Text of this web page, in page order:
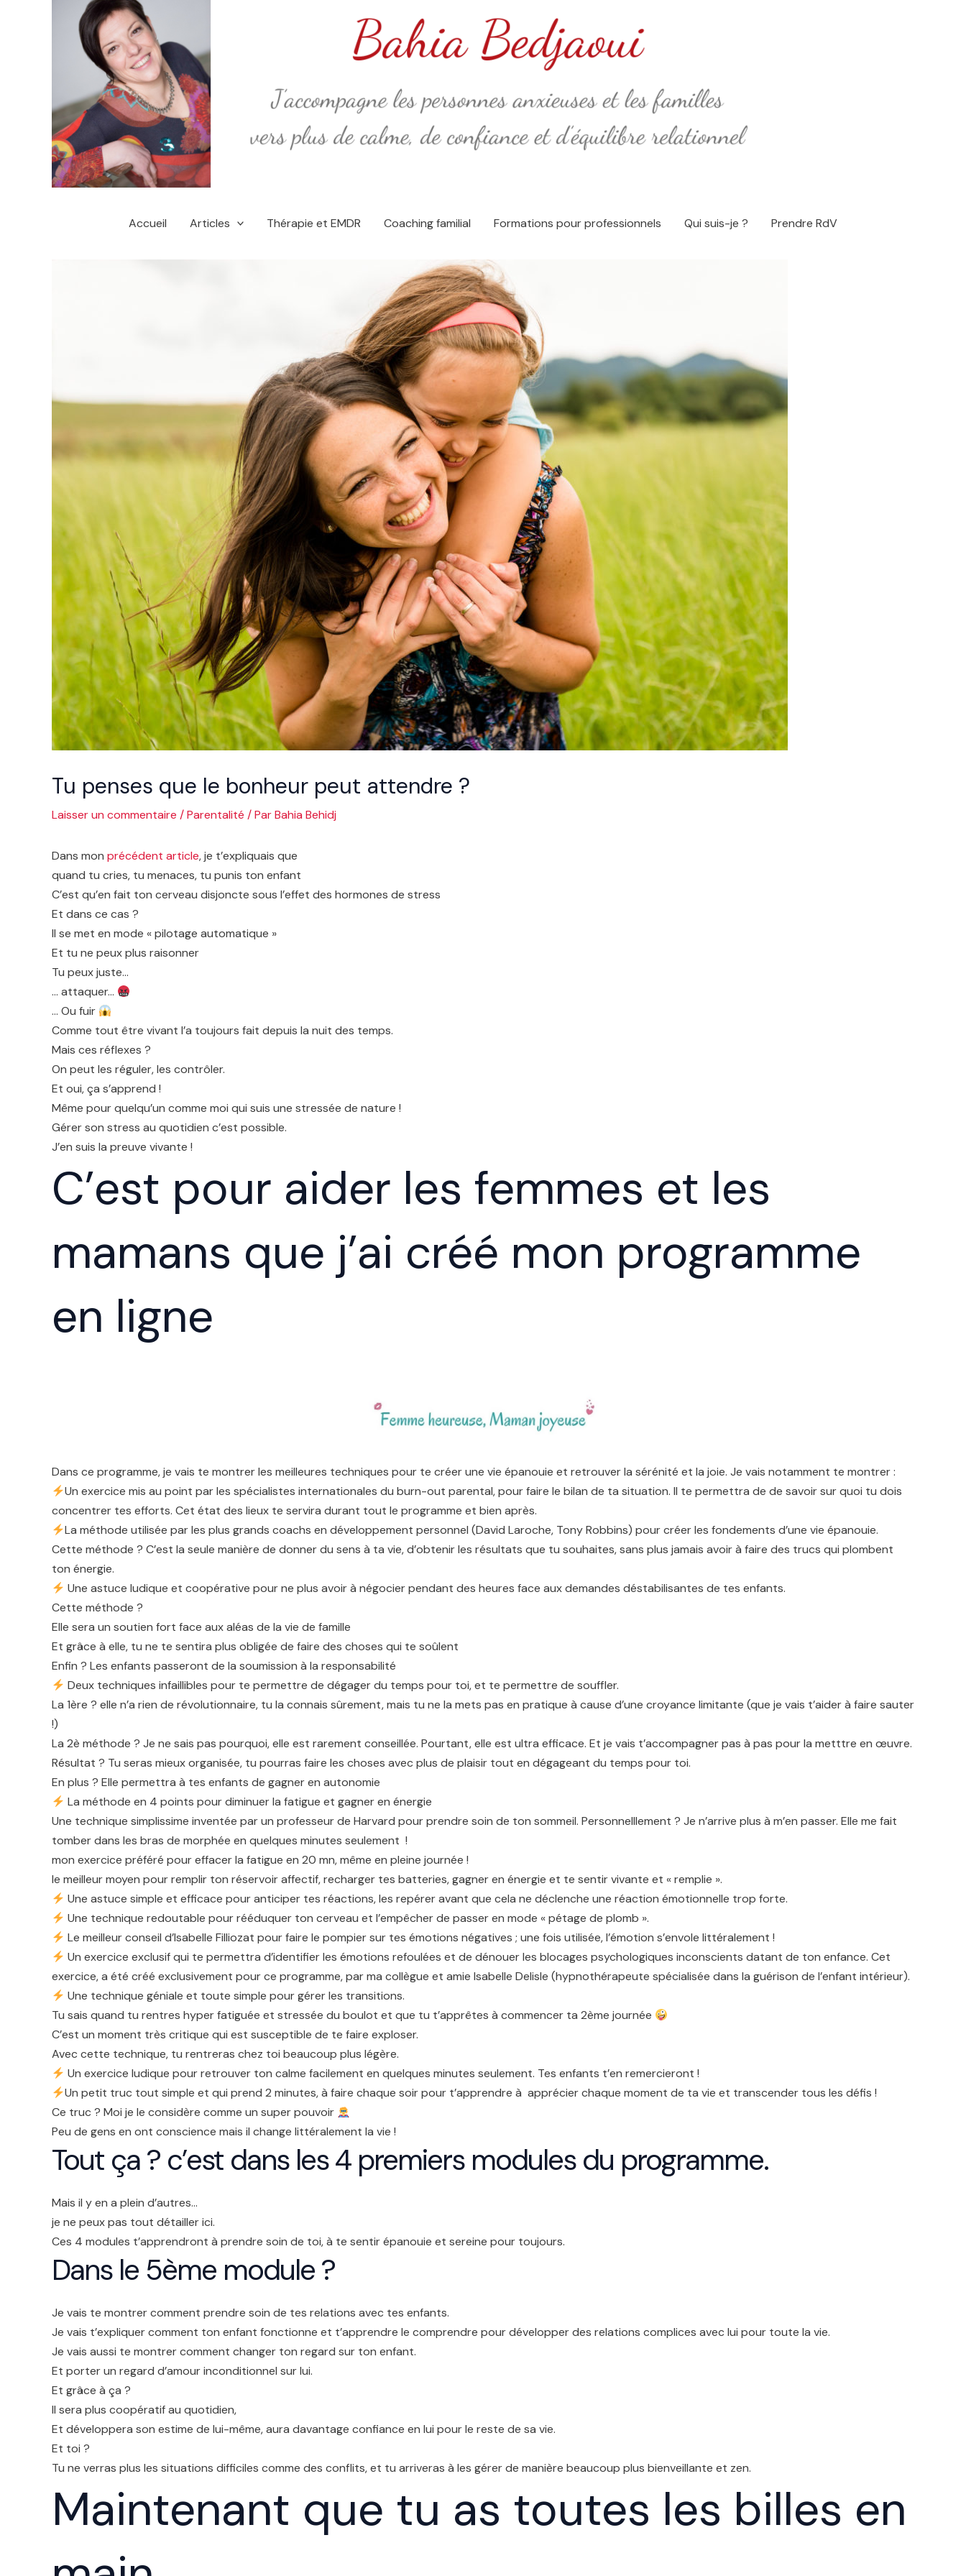
Accueil Articles Thérapie et EMDR Coaching familial Formations pour professionnels Qui suis-je ? Prendre RdV
Tu penses que le bonheur peut attendre ?
Laisser un commentaire /Parentalité / ParBahia Behidj
Dans mon précédent article, je t’expliquais que
quand tu cries, tu menaces, tu punis ton enfant
C’est qu’en fait ton cerveau disjoncte sous l’effet des hormones de stress
Et dans ce cas ?
Il se met en mode « pilotage automatique »
Et tu ne peux plus raisonner
Tu peux juste…
… attaquer…
… Ou fuir
Comme tout être vivant l’a toujours fait depuis la nuit des temps.
Mais ces réflexes ?
On peut les réguler, les contrôler.
Et oui, ça s’apprend !
Même pour quelqu’un comme moi qui suis une stressée de nature !
Gérer son stress au quotidien c’est possible.
J’en suis la preuve vivante !
C’est pour aider les femmes et les
mamans que j’ai créé mon programme
en ligne
Dans ce programme, je vais te montrer les meilleures techniques pour te créer une vie épanouie et retrouver la sérénité et la joie. Je vais notamment te montrer :
Un exercice mis au point par les spécialistes internationales du burn-out parental, pour faire le bilan de ta situation. Il te permettra de de savoir sur quoi tu dois
concentrer tes efforts. Cet état des lieux te servira durant tout le programme et bien après.
La méthode utilisée par les plus grands coachs en développement personnel (David Laroche, Tony Robbins) pour créer les fondements d’une vie épanouie.
Cette méthode ? C’est la seule manière de donner du sens à ta vie, d’obtenir les résultats que tu souhaites, sans plus jamais avoir à faire des trucs qui plombent
ton énergie.
Une astuce ludique et coopérative pour ne plus avoir à négocier pendant des heures face aux demandes déstabilisantes de tes enfants.
Cette méthode ?
Elle sera un soutien fort face aux aléas de la vie de famille
Et grâce à elle, tu ne te sentira plus obligée de faire des choses qui te soûlent
Enfin ? Les enfants passeront de la soumission à la responsabilité
Deux techniques infaillibles pour te permettre de dégager du temps pour toi, et te permettre de souffler.
La 1ère ? elle n’a rien de révolutionnaire, tu la connais sûrement, mais tu ne la mets pas en pratique à cause d’une croyance limitante (que je vais t’aider à faire sauter
!)
La 2è méthode ? Je ne sais pas pourquoi, elle est rarement conseillée. Pourtant, elle est ultra efficace. Et je vais t’accompagner pas à pas pour la metttre en œuvre.
Résultat ? Tu seras mieux organisée, tu pourras faire les choses avec plus de plaisir tout en dégageant du temps pour toi.
En plus ? Elle permettra à tes enfants de gagner en autonomie
La méthode en 4 points pour diminuer la fatigue et gagner en énergie
Une technique simplissime inventée par un professeur de Harvard pour prendre soin de ton sommeil. Personnelllement ? Je n’arrive plus à m’en passer. Elle me fait
tomber dans les bras de morphée en quelques minutes seulement !
mon exercice préféré pour effacer la fatigue en 20 mn, même en pleine journée !
le meilleur moyen pour remplir ton réservoir affectif, recharger tes batteries, gagner en énergie et te sentir vivante et « remplie ».
Une astuce simple et efficace pour anticiper tes réactions, les repérer avant que cela ne déclenche une réaction émotionnelle trop forte.
Une technique redoutable pour rééduquer ton cerveau et l’empêcher de passer en mode « pétage de plomb ».
Le meilleur conseil d’Isabelle Filliozat pour faire le pompier sur tes émotions négatives ; une fois utilisée, l’émotion s’envole littéralement !
Un exercice exclusif qui te permettra d’identifier les émotions refoulées et de dénouer les blocages psychologiques inconscients datant de ton enfance. Cet
exercice, a été créé exclusivement pour ce programme, par ma collègue et amie Isabelle Delisle (hypnothérapeute spécialisée dans la guérison de l’enfant intérieur).
Une technique géniale et toute simple pour gérer les transitions.
Tu sais quand tu rentres hyper fatiguée et stressée du boulot et que tu t’apprêtes à commencer ta 2ème journée
C’est un moment très critique qui est susceptible de te faire exploser.
Avec cette technique, tu rentreras chez toi beaucoup plus légère.
Un exercice ludique pour retrouver ton calme facilement en quelques minutes seulement. Tes enfants t’en remercieront !
Un petit truc tout simple et qui prend 2 minutes, à faire chaque soir pour t’apprendre à apprécier chaque moment de ta vie et transcender tous les défis !
Ce truc ? Moi je le considère comme un super pouvoir
Peu de gens en ont conscience mais il change littéralement la vie !
Tout ça ? c’est dans les 4 premiers modules du programme.
Mais il y en a plein d’autres…
je ne peux pas tout détailler ici.
Ces 4 modules t’apprendront à prendre soin de toi, à te sentir épanouie et sereine pour toujours.
Dans le 5ème module ?
Je vais te montrer comment prendre soin de tes relations avec tes enfants.
Je vais t’expliquer comment ton enfant fonctionne et t’apprendre le comprendre pour développer des relations complices avec lui pour toute la vie.
Je vais aussi te montrer comment changer ton regard sur ton enfant.
Et porter un regard d’amour inconditionnel sur lui.
Et grâce à ça ?
Il sera plus coopératif au quotidien,
Et développera son estime de lui-même, aura davantage confiance en lui pour le reste de sa vie.
Et toi ?
Tu ne verras plus les situations difficiles comme des conflits, et tu arriveras à les gérer de manière beaucoup plus bienveillante et zen.
Maintenant que tu as toutes les billes en